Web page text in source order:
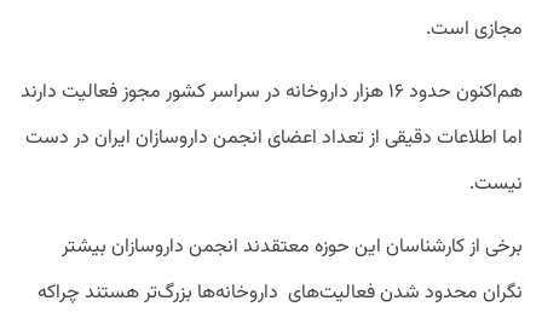
مجازی است.
هم‌اکنون حدود ۱۶ هزار داروخانه در سراسر کشور مجوز فعالیت دارند
اما اطلاعات دقیقی از تعداد اعضای انجمن داروسازان ایران در دست
نیست.
برخی از کارشناسان این حوزه معتقدند انجمن داروسازان بیشتر
نگران محدود شدن فعالیت‌های داروخانه‌ها بزرگ‌تر هستند چراکه